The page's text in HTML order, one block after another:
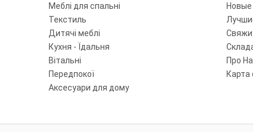
Меблі для спальні
Текстиль
Дитячі меблі
Кухня - Їдальня
Вітальні
Передпокої
Аксесуари для дому
Про
Карта